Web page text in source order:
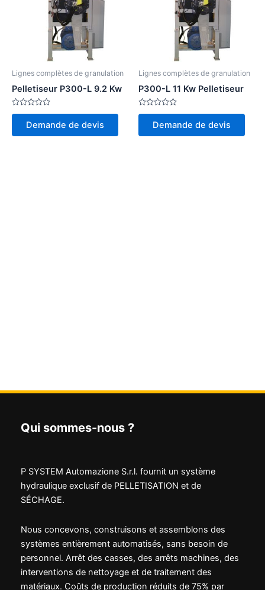
Lignes complètes de granulation
Pelletiseur P300-L 9.2 Kw
Note
5
Demande de devis
Lignes complètes de granulation
P300-L 11 Kw Pelletiseur
Note
5
Demande de devis
Qui sommes-nous ?
P SYSTEM Automazione S.r.l. fournit un système
hydraulique exclusif de PELLETISATION et de
SÉCHAGE.
Nous concevons, construisons et assemblons des
systèmes entièrement automatisés, sans besoin de
personnel. Arrêt des casses, des arrêts machines, des
interventions de nettoyage et de traitement des
matériaux. Coûts de production réduits de 75% par